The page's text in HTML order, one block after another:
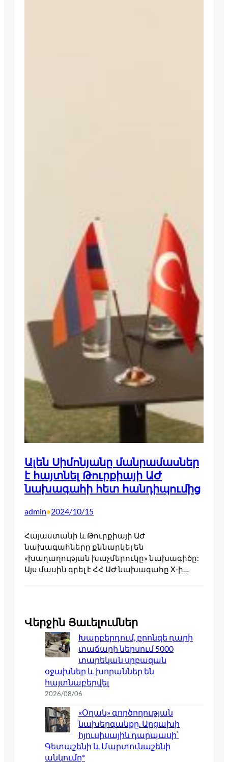
Ալեն Սիմոնյանը մանրամասներ
է հայտնել Թուրքիայի ԱԺ
նախագահի հետ հանդիպումից
admin•2024/10/15
Հայաստանի և Թուրքիայի ԱԺ
նախագահները քննարկել են
«խաղաղության խաչմերուկը» նախագիծը:
Այս մասին գրել է ՀՀ ԱԺ նախագահը X-ի…
Վերջին Յաւելումներ
Խարբերդում, բրոնզե դարի
տաճարի ներսում 5000
տարեկան սրբազան
օջախներ և խորաններ են
հայտնաբերվել
2026/08/06
«Օղակ» գործողության
նախերգանքը. Արցախի
հյուսիսային դարպասի՝
Գետաշենի և Մարտունաշենի
անկումը*